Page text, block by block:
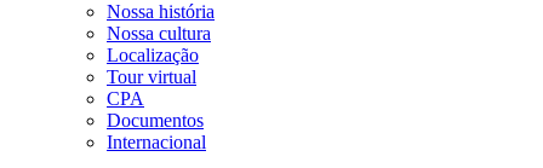
Nossa história
Nossa cultura
Localização
Tour virtual
CPA
Documentos
Internacional